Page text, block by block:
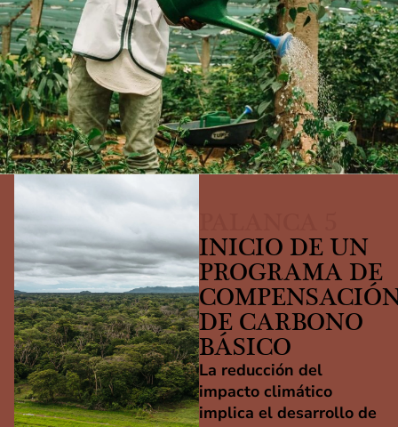
INICIO DE UN
PROGRAMA DE
DE CARBONO
BÁSICO
La reducción del
impacto climático
implica el desarrollo de